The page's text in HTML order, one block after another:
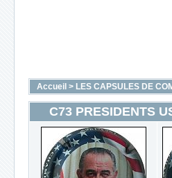
Accueil > LES CAPSULES DE
C73 PRESIDENTS